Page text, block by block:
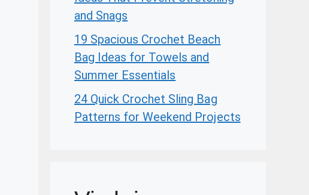
and Snags
19 Spacious Crochet Beach
Bag Ideas for Towels and
Summer Essentials
24 Quick Crochet Sling Bag
Patterns for Weekend Projects